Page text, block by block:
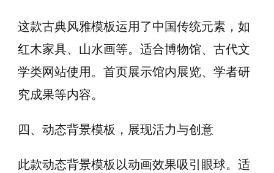
这款古典风雅模板运用了中国传统元素，如
红木家具、山水画等。适合博物馆、古代文
学类网站使用。首页展示馆内展览、学者研
究成果等内容。
四、动态背景模板，展现活力与创意
此款动态背景模板以动画效果吸引眼球。适